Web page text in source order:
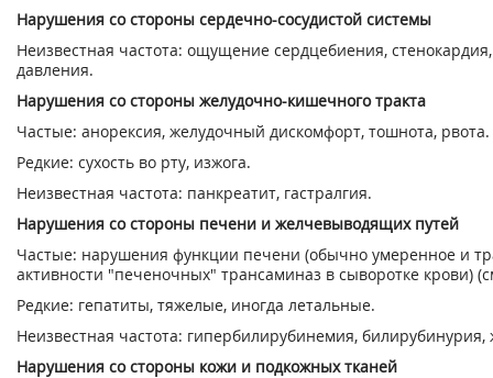
Нарушения со стороны сердечно-сосудистой системы
Неизвестная частота: ощущение сердцебиения,
давления.
Нарушения со стороны желудочно-кишечного тракта
Частые: анорексия, желудочный дискомфорт, тошнота, рвота.
Редкие: сухость во рту, изжога.
Неизвестная частота: панкреатит, гастралгия.
Нарушения со стороны печени и желчевыводящих путей
Частые: нарушения функции печени (обычно умеренное и
активности "печеночных" трансаминаз в сыворотке крови)
Редкие: гепатиты, тяжелые, иногда летальные.
Неизвестная частота: гипербилирубинемия, билирубинурия,
Нарушения со стороны кожи и подкожных тканей